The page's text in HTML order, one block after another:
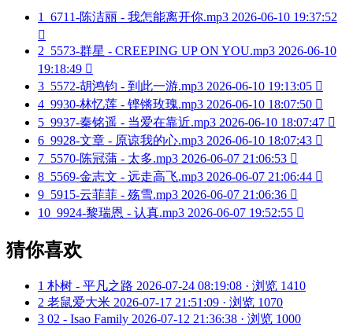
1 6711-陈洁丽 - 我怎能离开你.mp3 2026-06-10 19:37:52

2 5573-群星 - CREEPING UP ON YOU.mp3 2026-06-10
19:18:49 
3 5572-胡鸿钧 - 到此一游.mp3 2026-06-10 19:13:05 
4 9930-林忆莲 - 铿锵玫瑰.mp3 2026-06-10 18:07:50 
5 9937-秦铭遥 - 当爱在靠近.mp3 2026-06-10 18:07:47 
6 9928-文章 - 原谅我的心.mp3 2026-06-10 18:07:43 
7 5570-陈冠蒲 - 太多.mp3 2026-06-07 21:06:53 
8 5569-金志文 - 远走高飞.mp3 2026-06-07 21:06:44 
9 5915-云菲菲 - 殇雪.mp3 2026-06-07 21:06:36 
10 9924-黎瑞恩 - 认真.mp3 2026-06-07 19:52:55 
猜你喜欢
1 朴树 - 平凡之路 2026-07-24 08:19:08 · 浏览 1410
2 老鼠爱大米 2026-07-17 21:51:09 · 浏览 1070
3 02 - Isao Family 2026-07-12 21:36:38 · 浏览 1000